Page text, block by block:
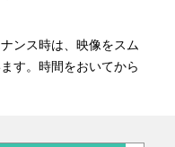
ンス時は、映像をスム
す。時間をおいてから